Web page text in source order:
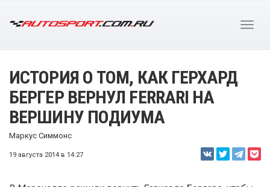
ИСТОРИЯ О ТОМ, КАК ГЕРХАРД
БЕРГЕР ВЕРНУЛ FERRARI НА
ВЕРШИНУ ПОДИУМА
Маркус Симмонс
19 августа 2014 в 14:27